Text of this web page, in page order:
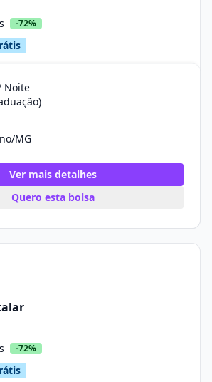
-72%
Noite
MG
Ver mais detalhes
Quero esta bolsa
-72%